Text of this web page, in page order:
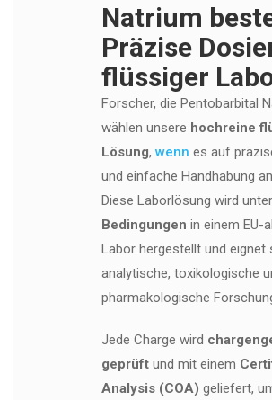
Natrium
Präzise
flüssiger
Forscher, die Pentobarbital
wählen unsere hochreine
Lösung, wenn es auf
und einfache Handhabung
Diese Laborlösung wird unter
Bedingungen in einem EU-
Labor hergestellt und eignet
analytische, toxikologische
pharmakologische
Jede Charge wird
geprüftund mit einem
Analysis (COA) geliefert,